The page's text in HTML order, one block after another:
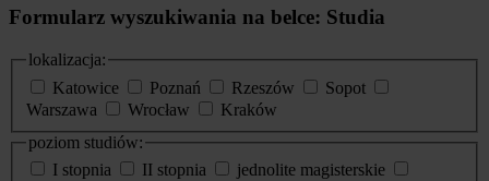
Formularz wyszukiwania na belce: Studia
lokalizacja:
Katowice
Poznań Rzeszów
Sopot
Warszawa
Wrocław
Kraków
poziom studiów:
I stopnia
II stopnia
jednolite magisterskie